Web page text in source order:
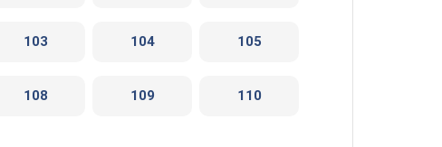
103 104 105
108 109 110